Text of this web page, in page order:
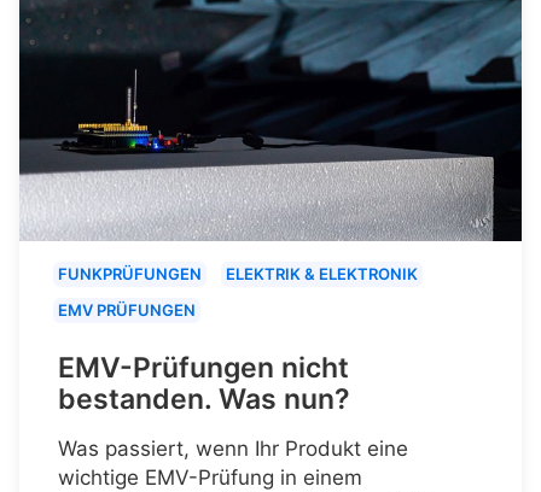
FUNKPRÜFUNGEN
ELEKTRIK & ELEKTRONIK
EMV PRÜFUNGEN
EMV-Prüfungen nicht
bestanden. Was nun?
Was passiert, wenn Ihr Produkt eine
wichtige EMV-Prüfung in einem